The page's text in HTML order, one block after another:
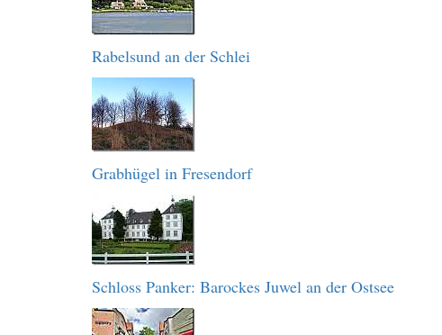
Rabelsund an der Schlei
Grabhügel in Fresendorf
Schloss Panker: Barockes Juwel an der Ostsee